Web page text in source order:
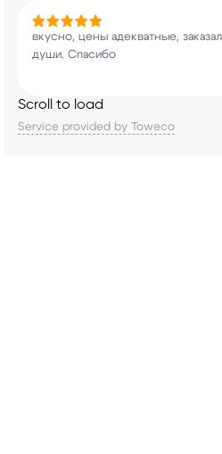
вкусно, цены адекватные,
души. Спасибо
Scroll to load
Service provided by Toweco